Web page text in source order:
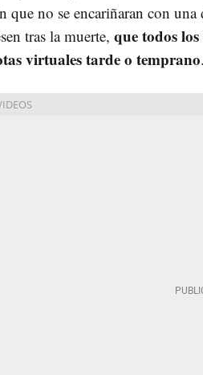
que no se encariñaran con una
tras la muerte, que todos
virtuales tarde o temprano.